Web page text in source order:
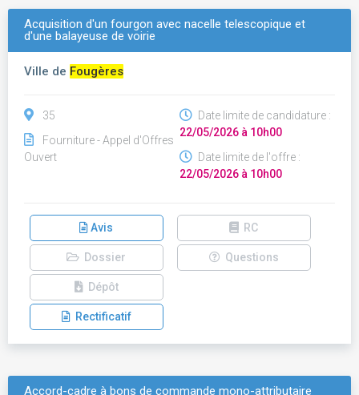
Acquisition d'un fourgon avec nacelle telescopique et
d'une balayeuse de voirie
Ville de Fougères
35
Fourniture - Appel d'Offres
Ouvert
Date limite de candidature :
22/05/2026 à 10h00
Date limite de l'offre :
22/05/2026 à 10h00
Avis RC
Dossier Questions
Dépôt
Rectificatif
Accord-cadre à bons de commande mono-attributaire